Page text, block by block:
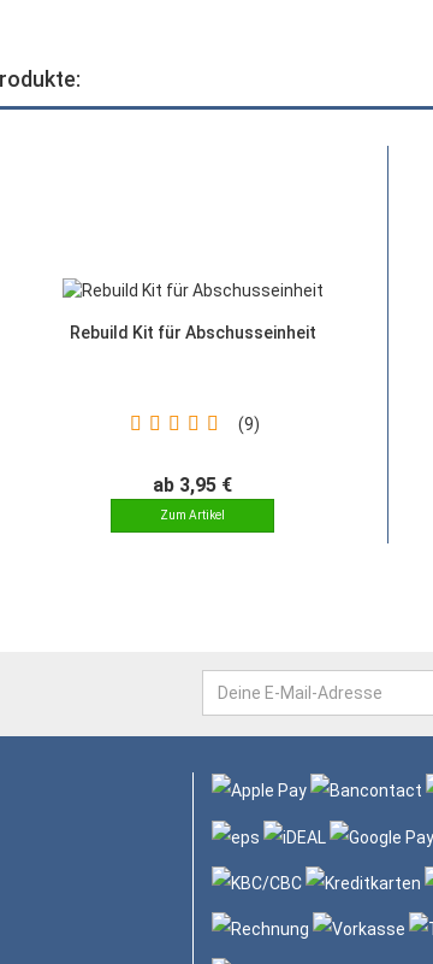
Rebuild Kit für Abschusseinheit
9
ab 3,95 €